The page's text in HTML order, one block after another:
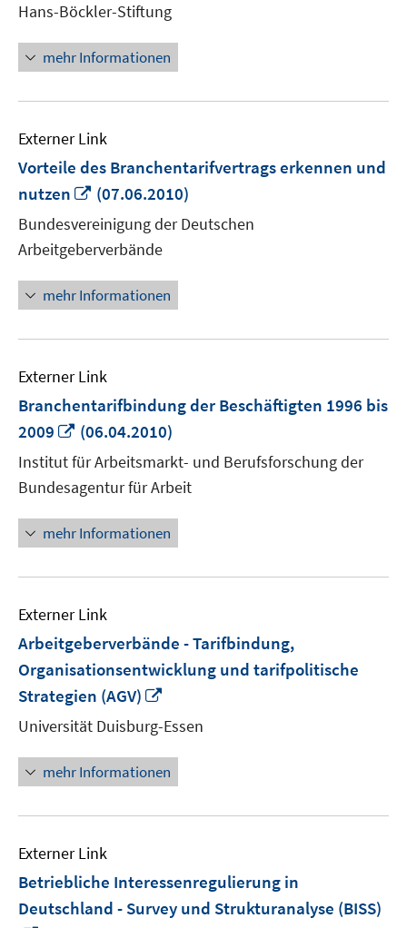
Hans-Böckler-Stiftung
mehr Informationen
Externer Link
Vorteile des Branchentarifvertrags erkennen und
nutzen
In
neuem
Fenster
öffnen
(07.06.2010)
Bundesvereinigung der Deutschen
Arbeitgeberverbände
mehr Informationen
Externer Link
Branchentarifbindung der Beschäftigten 1996 bis
2009
In
neuem
Fenster
öffnen
(06.04.2010)
Institut für Arbeitsmarkt- und Berufsforschung der
Bundesagentur für Arbeit
mehr Informationen
Externer Link
Arbeitgeberverbände - Tarifbindung,
Organisationsentwicklung und tarifpolitische
Strategien (AGV)
Fenster
öffnen
Universität Duisburg-Essen
mehr Informationen
Externer Link
Betriebliche Interessenregulierung in
Deutschland - Survey und Strukturanalyse (BISS)